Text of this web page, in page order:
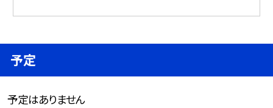
予定
予定はありません